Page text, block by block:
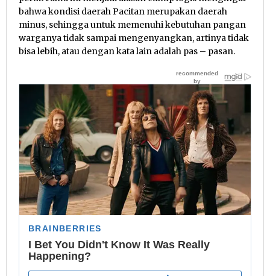
bahwa kondisi daerah Pacitan merupakan daerah
minus, sehingga untuk memenuhi kebutuhan pangan
warganya tidak sampai mengenyangkan, artinya tidak
bisa lebih, atau dengan kata lain adalah pas – pasan.